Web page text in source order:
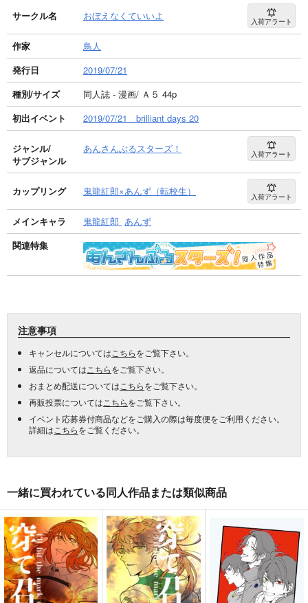
サークル名 おぼえなくていいよ 入荷アラート
作家
鳥人
発行日
2019/07/21
種別/サイズ
同人誌 - 漫画/ Ａ５ 44p
初出イベント
2019/07/21 brilliant days 20
ジャンル/
サブジャンル
あんさんぶるスターズ！ 入荷アラート
カップリング 鬼龍紅郎×あんず（転校生） 入荷アラート
メインキャラ 鬼龍紅郎 あんず
関連特集
注意事項
キャンセルについては こちらをご覧下さい。
返品については こちらをご覧下さい。
おまとめ配送については こちらをご覧下さい。
再販投票については こちらをご覧下さい。
イベント応募券付商品などをご購入の際は毎度便をご利用ください。
詳細は こちらをご覧ください。
一緒に買われている同人作品または類似商品